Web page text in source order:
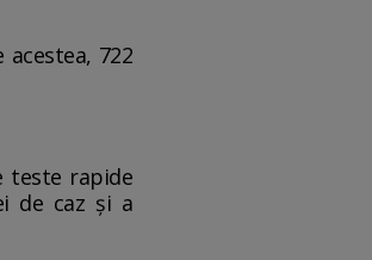
722
teste rapide
de caz și a